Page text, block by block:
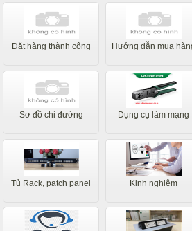
Đặt hàng thành công Hướng dẫn mua
Sơ đồ chỉ đường Dụng cụ làm mạng
Tủ Rack, patch panel Kinh nghiệm